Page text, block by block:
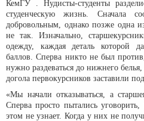
КемГУ . Нудисты-студенты
студенческую жизнь. Сначала
добровольным, однако позже одна
не так. Изначально,
одежду, каждая деталь которой
баллов. Сперва никто не был
нужно раздеваться до нижнего
догола первокурсников заставили
«Мы начали отказываться, а
Сперва просто пытались
этом не узнает. Когда у них не